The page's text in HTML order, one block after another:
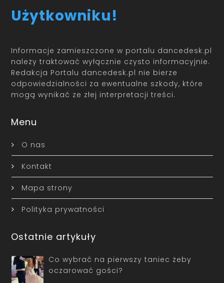
Użytkowniku!
Informacje zamieszczone w portalu dancedesk.pl
należy traktować wyłącznie czysto informacyjnie.
Redakcja Portalu dancedesk.pl nie bierze
odpowiedzialności za ewentualne szkody, które
mogą wynikać ze złej interpretacji treści.
Menu
O nas
Kontakt
Mapa strony
Polityka prywatności
Ostatnie artykuły
Co wybrać na pierwszy taniec żeby
oczarować gości?